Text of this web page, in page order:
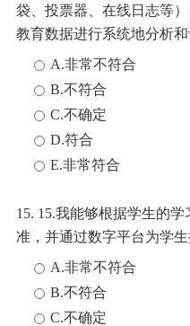
袋、投票器、在线日志等
教育数据进行系统地分析
A.非常不符合
B.不符合
C.不确定
D.符合
E.非常符合
15. 15.我能够根据学生的
准，并通过数字平台为学
A.非常不符合
B.不符合
C.不确定